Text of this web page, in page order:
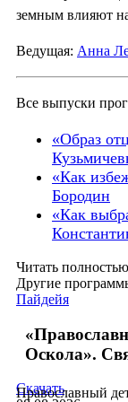
земным влияют
Ведущая: Анна
Все выпуски
«Образ
«Как
Бородин
«Как
Читать полностью
Другие
Пайдейя
Оскола».
Православный
Скачать